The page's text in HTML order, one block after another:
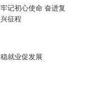
牢记初心使命 奋进复
兴征程
稳就业促发展